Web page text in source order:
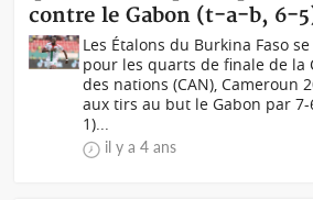
contre le Gabon (t-a-b, 6-
Les Étalons du Burkina Faso
pour les quarts de finale de la
des nations (CAN), Cameroun
aux tirs au but le Gabon par
1)...
il y a 4 ans